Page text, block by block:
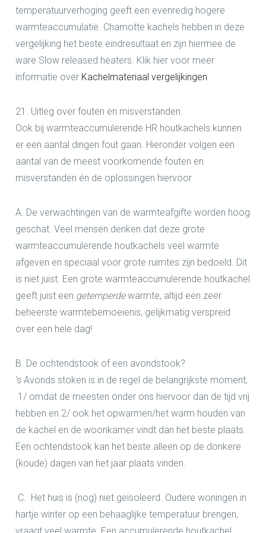
temperatuurverhoging geeft een evenredig hogere
warmteaccumulatie. Chamotte kachels hebben in deze
vergelijking het beste eindresultaat en zijn hiermee de
ware Slow released heaters. Klik hier voor meer
informatie over Kachelmateriaal vergelijkingen.
21. Uitleg over fouten en misverstanden.
Ook bij warmteaccumulerende HR houtkachels kunnen
er een aantal dingen fout gaan. Hieronder volgen een
aantal van de meest voorkomende fouten en
misverstanden én de oplossingen hiervoor.
A. De verwachtingen van de warmteafgifte worden hoog
geschat. Veel mensen denken dat deze grote
warmteaccumulerende houtkachels veel warmte
afgeven en speciaal voor grote ruimtes zijn bedoeld. Dit
is niet juist. Een grote warmteaccumulerende houtkachel
geeft juist een getemperdewarmte, altijd een zeer
beheerste warmtebemoeienis, gelijkmatig verspreid
over een hele dag!
B. De ochtendstook of een avondstook?
‘s Avonds stoken is in de regel de belangrijkste moment,
1 / omdat de meesten onder ons hiervoor dan de tijd vrij
hebben en 2/ ook het opwarmen/het warm houden van
de kachel en de woonkamer vindt dan het beste plaats.
Een ochtendstook kan het beste alleen op de donkere
(koude) dagen van het jaar plaats vinden.
C. Het huis is (nog) niet geïsoleerd. Oudere woningen in
hartje winter op een behaaglijke temperatuur brengen,